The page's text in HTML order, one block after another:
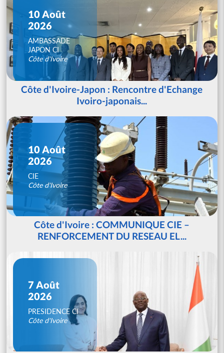
10 Août
2026
AMBASSADE
JAPON CI
Côte d'Ivoire
Côte d'Ivoire-Japon : Rencontre d'Echange
Ivoiro-japonais...
10 Août
2026
CIE
Côte d'Ivoire
Côte d'Ivoire : COMMUNIQUE CIE –
RENFORCEMENT DU RESEAU EL...
7 Août
2026
PRESIDENCE CI
Côte d'Ivoire